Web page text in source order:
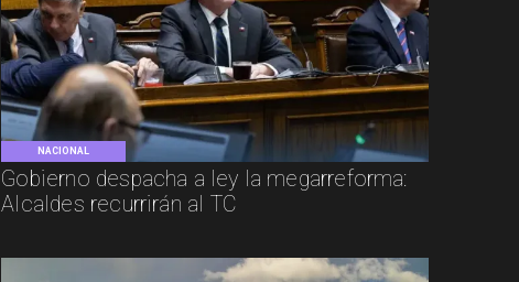
NACIONAL
Gobierno despacha a ley la megarreforma:
Alcaldes recurrirán al TC